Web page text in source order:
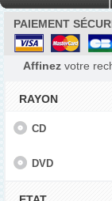
PAIEMENT
Affinez votre
RAYON
CD
DVD